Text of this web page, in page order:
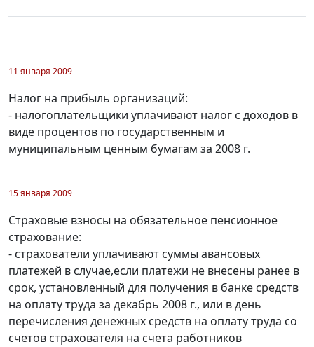
11 января 2009
Налог на прибыль организаций:
- налогоплательщики уплачивают налог с доходов в
виде процентов по государственным и
муниципальным ценным бумагам за 2008 г.
15 января 2009
Страховые взносы на обязательное пенсионное
страхование:
- страхователи уплачивают суммы авансовых
платежей в случае,если платежи не внесены ранее в
срок, установленный для получения в банке средств
на оплату труда за декабрь 2008 г., или в день
перечисления денежных средств на оплату труда со
счетов страхователя на счета работников